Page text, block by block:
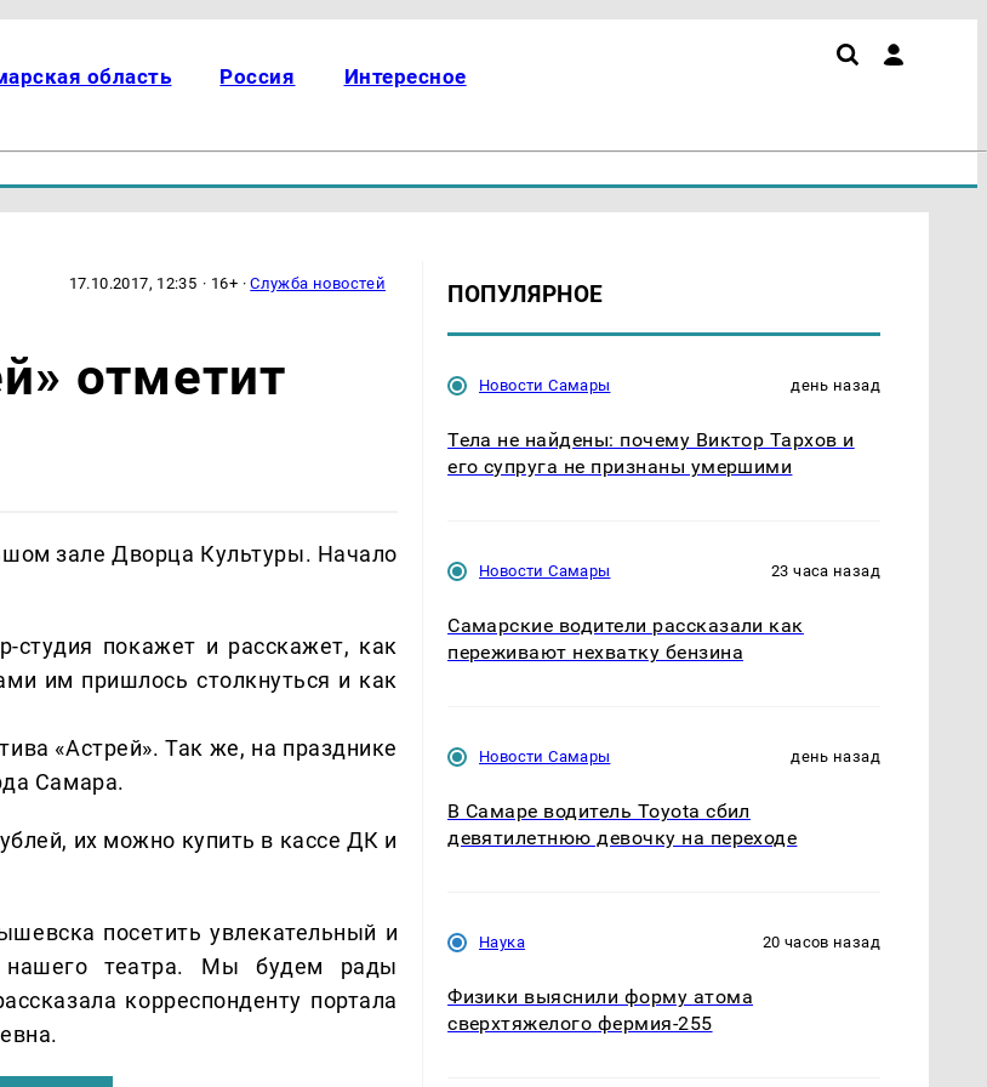
область Россия Интересное
17.10.2017, 12:35 · 16+ ·Служба новостей
отметит
зале Дворца Культуры. Начало
студия покажет и расскажет, как
им пришлось столкнуться и как
«Астрей». Так же, на празднике
Самара.
их можно купить в кассе ДК и
посетить увлекательный и
нашего театра. Мы будем рады
корреспонденту портала
ПОПУЛЯРНОЕ
Новости Самары день назад
Тела не найдены: почему Виктор Тархов и
его супруга не признаны умершими
Новости Самары 23 часа назад
Самарские водители рассказали как
переживают нехватку бензина
Новости Самары день назад
В Самаре водитель Toyota сбил
девятилетнюю девочку на переходе
Наука 20 часов назад
Физики выяснили форму атома
сверхтяжелого фермия-255